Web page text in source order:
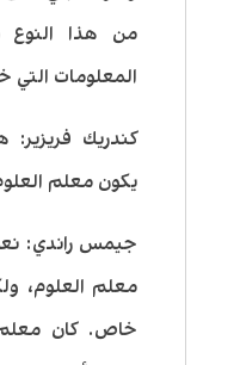
من هذا النوع
المعلومات التي
كندريك فريزير:
يكون معلم
جيمس راندي:
معلم العلوم،
خاص. كان